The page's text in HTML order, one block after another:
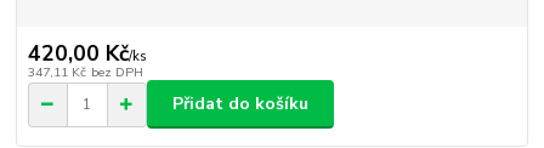
420,00 Kč/ks
347,11 Kč bez DPH
Přidat do košíku